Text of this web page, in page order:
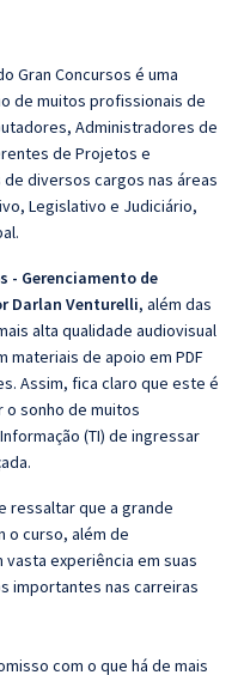
Gran Concursos é uma
de muitos profissionais de
Administradores de
de Projetos e
diversos cargos nas áreas
Legislativo e Judiciário,
- Gerenciamento de
Darlan Venturelli, além das
alta qualidade audiovisual
materiais de apoio em PDF
Assim, fica claro que este é
sonho de muitos
(TI) de ingressar
ressaltar que a grande
o curso, além de
experiência em suas
importantes nas carreiras
com o que há de mais